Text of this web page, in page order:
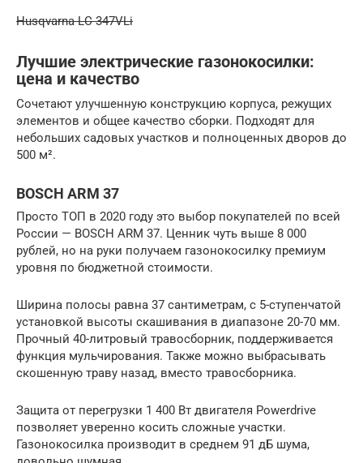
Husqvarna LC 347VLi
Лучшие электрические газонокосилки:
цена и качество
Сочетают улучшенную конструкцию корпуса, режущих
элементов и общее качество сборки. Подходят для
небольших садовых участков и полноценных дворов до
500 м².
BOSCH ARM 37
Просто ТОП в 2020 году это выбор покупателей по всей
России — BOSCH ARM 37. Ценник чуть выше 8 000
рублей, но на руки получаем газонокосилку премиум
уровня по бюджетной стоимости.
Ширина полосы равна 37 сантиметрам, с 5-ступенчатой
установкой высоты скашивания в диапазоне 20-70 мм.
Прочный 40-литровый травосборник, поддерживается
функция мульчирования. Также можно выбрасывать
скошенную траву назад, вместо травосборника.
Защита от перегрузки 1 400 Вт двигателя Powerdrive
позволяет уверенно косить сложные участки.
Газонокосилка производит в среднем 91 дБ шума,